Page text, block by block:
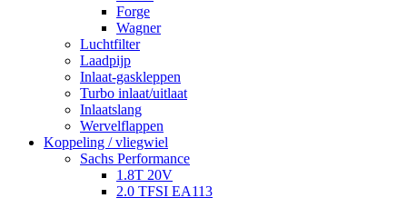
Forge
Wagner
Luchtfilter
Laadpijp
Inlaat-gaskleppen
Turbo inlaat/uitlaat
Inlaatslang
Wervelflappen
Koppeling / vliegwiel
Sachs Performance
1.8T 20V
2.0 TFSI EA113